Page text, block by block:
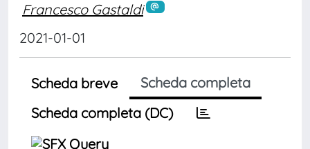
Francesco Gastaldi
2021-01-01
Scheda breve
Scheda completa
Scheda completa (DC)